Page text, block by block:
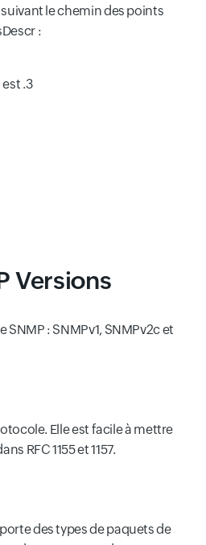
le chemin des points
:
est .3
Versions
SNMP : SNMPv1, SNMPv2c et
Elle est facile à mettre
RFC 1155 et 1157.
des types de paquets de